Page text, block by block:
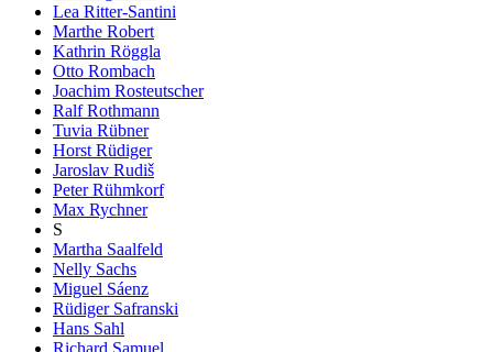
Lea Ritter-Santini
Marthe Robert
Kathrin Röggla
Otto Rombach
Joachim Rosteutscher
Ralf Rothmann
Tuvia Rübner
Horst Rüdiger
Jaroslav Rudiš
Peter Rühmkorf
Max Rychner
S
Martha Saalfeld
Nelly Sachs
Miguel Sáenz
Rüdiger Safranski
Hans Sahl
Richard Samuel